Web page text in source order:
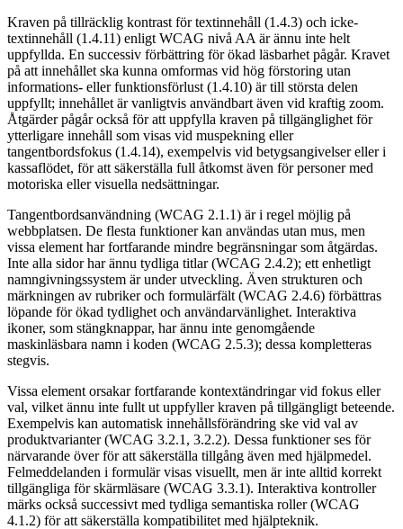
Kraven på tillräcklig kontrast för textinnehåll (1.4.3) och icke-
textinnehåll (1.4.11) enligt WCAG nivå AA är ännu inte helt
uppfyllda. En successiv förbättring för ökad läsbarhet pågår. Kravet
på att innehållet ska kunna omformas vid hög förstoring utan
informations- eller funktionsförlust (1.4.10) är till största delen
uppfyllt; innehållet är vanligtvis användbart även vid kraftig zoom.
Åtgärder pågår också för att uppfylla kraven på tillgänglighet för
ytterligare innehåll som visas vid muspekning eller
tangentbordsfokus (1.4.14), exempelvis vid betygsangivelser eller i
kassaflödet, för att säkerställa full åtkomst även för personer med
motoriska eller visuella nedsättningar.
Tangentbordsanvändning (WCAG 2.1.1) är i regel möjlig på
webbplatsen. De flesta funktioner kan användas utan mus, men
vissa element har fortfarande mindre begränsningar som åtgärdas.
Inte alla sidor har ännu tydliga titlar (WCAG 2.4.2); ett enhetligt
namngivningssystem är under utveckling. Även strukturen och
märkningen av rubriker och formulärfält (WCAG 2.4.6) förbättras
löpande för ökad tydlighet och användarvänlighet. Interaktiva
ikoner, som stängknappar, har ännu inte genomgående
maskinläsbara namn i koden (WCAG 2.5.3); dessa kompletteras
stegvis.
Vissa element orsakar fortfarande kontextändringar vid fokus eller
val, vilket ännu inte fullt ut uppfyller kraven på tillgängligt beteende.
Exempelvis kan automatisk innehållsförändring ske vid val av
produktvarianter (WCAG 3.2.1, 3.2.2). Dessa funktioner ses för
närvarande över för att säkerställa tillgång även med hjälpmedel.
Felmeddelanden i formulär visas visuellt, men är inte alltid korrekt
tillgängliga för skärmläsare (WCAG 3.3.1). Interaktiva kontroller
märks också successivt med tydliga semantiska roller (WCAG
4.1.2) för att säkerställa kompatibilitet med hjälpteknik.